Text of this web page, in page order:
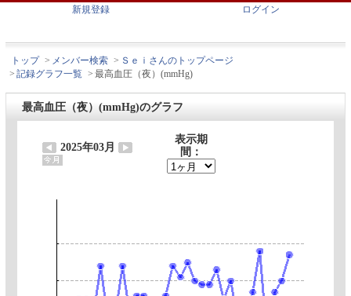
新規登録 ログイン
トップ > メンバー検索 > Ｓｅｉさんのトップページ
> 記録グラフ一覧 > 最高血圧（夜）(mmHg)
最高血圧（夜）(mmHg)のグラフ
2025年03月
表示期
間：